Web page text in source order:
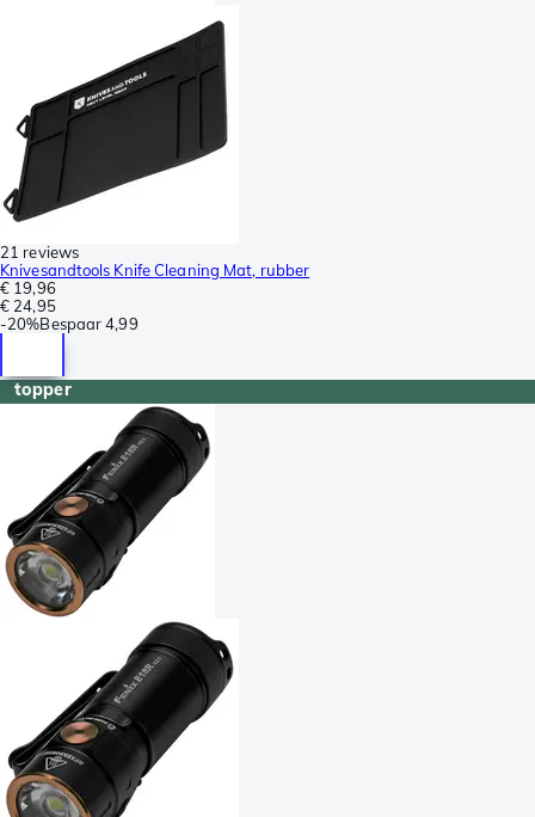
21 reviews
Knivesandtools Knife Cleaning Mat, rubber
€ 19,96
€ 24,95
-20%Bespaar 4,99
topper